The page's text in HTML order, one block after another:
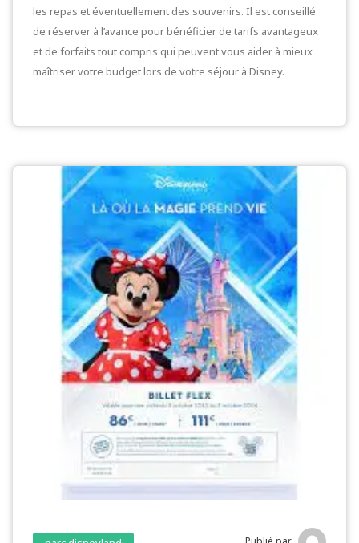
les repas et éventuellement des souvenirs. Il est conseillé
de réserver à l’avance pour bénéficier de tarifs avantageux
et de forfaits tout compris qui peuvent vous aider à mieux
maîtriser votre budget lors de votre séjour à Disney.